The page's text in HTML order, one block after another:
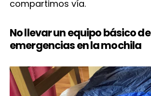
compartimos vía.
No llevar un equipo básico de
emergencias en la mochila